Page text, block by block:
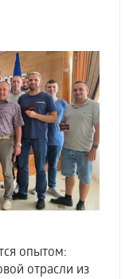
опытом:
отрасли из